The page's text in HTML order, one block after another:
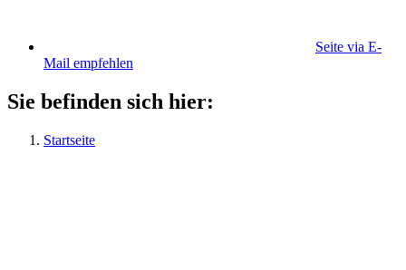
Seite via E-
Mail empfehlen
Sie befinden sich hier:
Startseite